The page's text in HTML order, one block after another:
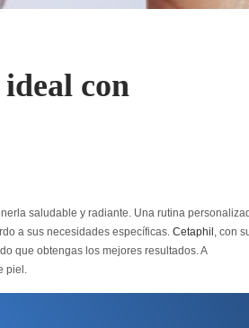
con
saludable y radiante. Una rutina
a sus necesidades específicas. Cetaphil , con
que obtengas los mejores resultados. A
piel.